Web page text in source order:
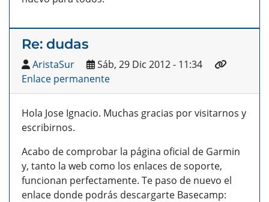
Re: dudas
AristaSur
Sáb, 29 Dic 2012 - 11:34
Enlace permanente
Hola Jose Ignacio. Muchas gracias por visitarnos y
escribirnos.
Acabo de comprobar la página oficial de Garmin
y, tanto la web como los enlaces de soporte,
funcionan perfectamente. Te paso de nuevo el
enlace donde podrás descargarte Basecamp: